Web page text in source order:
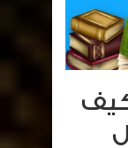
( 1607 ) كيف